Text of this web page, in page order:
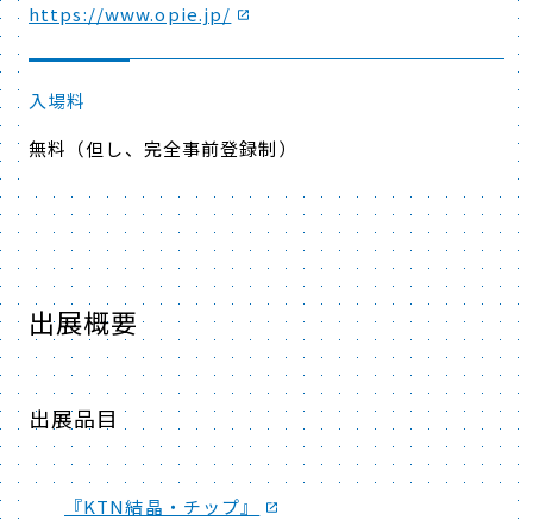
https://www.opie.jp/
入場料
無料（但し、完全事前登録制）
出展概要
出展品目
『KTN結晶・チップ』